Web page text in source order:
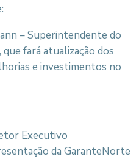
– Superintendente do
fará atualização dos
e investimentos no
Executivo
da GaranteNorte